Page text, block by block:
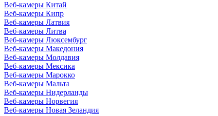
Веб-камеры Китай
Веб-камеры Кипр
Веб-камеры Латвия
Веб-камеры Литва
Веб-камеры Люксембург
Веб-камеры Македония
Веб-камеры Молдавия
Веб-камеры Мексика
Веб-камеры Марокко
Веб-камеры Мальта
Веб-камеры Нидерланды
Веб-камеры Норвегия
Веб-камеры Новая Зеландия